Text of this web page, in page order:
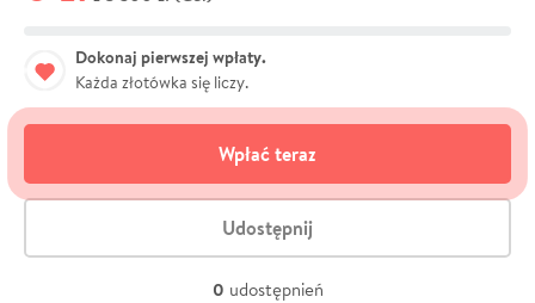
Dokonaj pierwszej wpłaty.
Każda złotówka się liczy.
Wpłać teraz
Udostępnij
0 udostępnień